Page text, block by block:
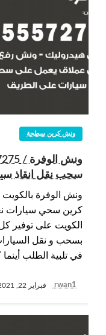
ونش كرين سطحة
سحب نقل انقاذ
ونش الوفرة
كرين سحي سيارات
الكويت على توفير
بسحب و نقل
في تلبية الطلب
rwan1 فبراير 22, 2021